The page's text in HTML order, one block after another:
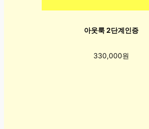
아웃룩 2단계인증
330,000원